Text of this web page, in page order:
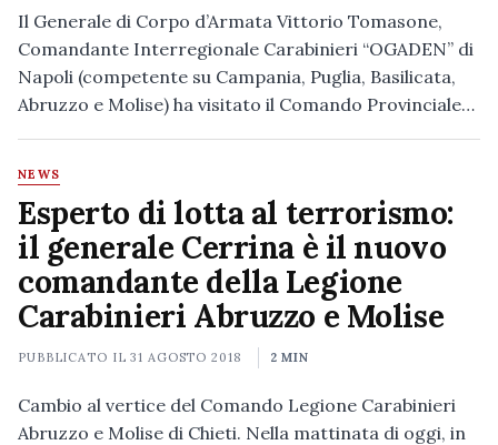
Il Generale di Corpo d’Armata Vittorio Tomasone,
Comandante Interregionale Carabinieri “OGADEN” di
Napoli (competente su Campania, Puglia, Basilicata,
Abruzzo e Molise) ha visitato il Comando Provinciale…
NEWS
Esperto di lotta al terrorismo:
il generale Cerrina è il nuovo
comandante della Legione
Carabinieri Abruzzo e Molise
PUBBLICATO IL31 AGOSTO 2018 2 MIN
Cambio al vertice del Comando Legione Carabinieri
Abruzzo e Molise di Chieti. Nella mattinata di oggi, in